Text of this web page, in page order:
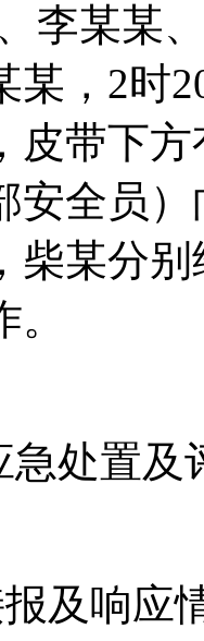
李某某
某，2时
皮带下
安全员
柴某分
急处置及
及响应